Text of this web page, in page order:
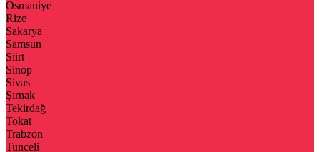
Osmaniye
Rize
Sakarya
Samsun
Siirt
Sinop
Sivas
Şırnak
Tekirdağ
Tokat
Trabzon
Tunceli